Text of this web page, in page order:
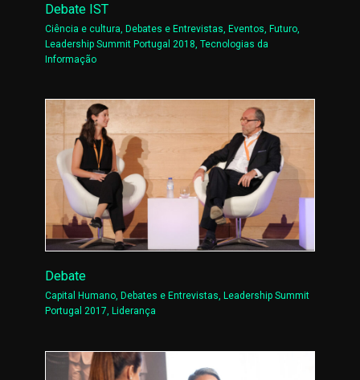
Debate IST
Ciência e cultura ,Debates e Entrevistas ,Eventos ,Futuro
Leadership Summit Portugal 2018 ,Tecnologias da
Informação
Debate
Capital Humano, Debates e Entrevistas, Leadership Summit
Portugal 2017, Liderança